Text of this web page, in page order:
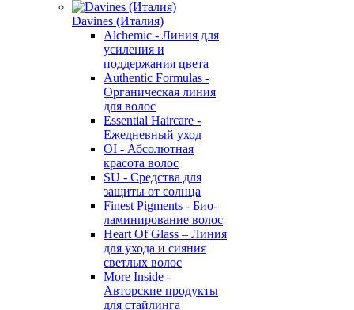
Davines (Италия)
Alchemic - Линия для
усиления и
поддержания цвета
Authentic Formulas -
Органическая линия
для волос
Essential Haircare -
Eжедневный уход
OI - Абсолютная
красота волос
SU - Средства для
защиты от солнца
Finest Pigments - Био-
ламинирование волос
Heart Of Glass – Линия
для ухода и сияния
светлых волос
More Inside -
Авторские продукты
для стайлинга